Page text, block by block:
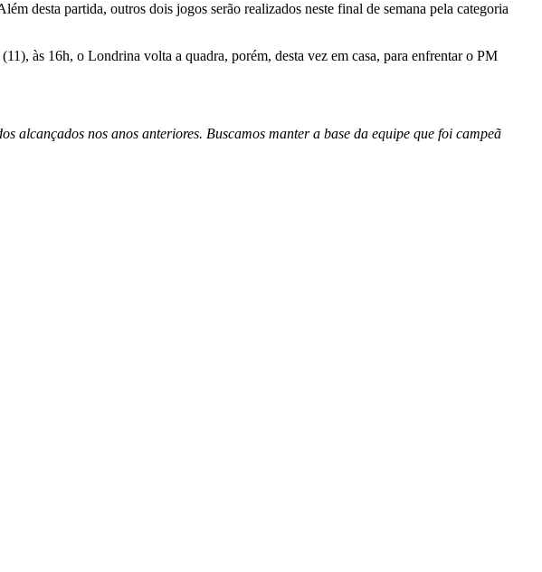
desta partida, outros dois jogos serão realizados neste final de semana pela categoria
às 16h, o Londrina volta a quadra, porém, desta vez em casa, para enfrentar o PM
alcançados nos anos anteriores. Buscamos manter a base da equipe que foi campeã